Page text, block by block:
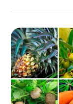
Roteiro da
Terceira Idade
Inclusão Social
Blog
Newsletter